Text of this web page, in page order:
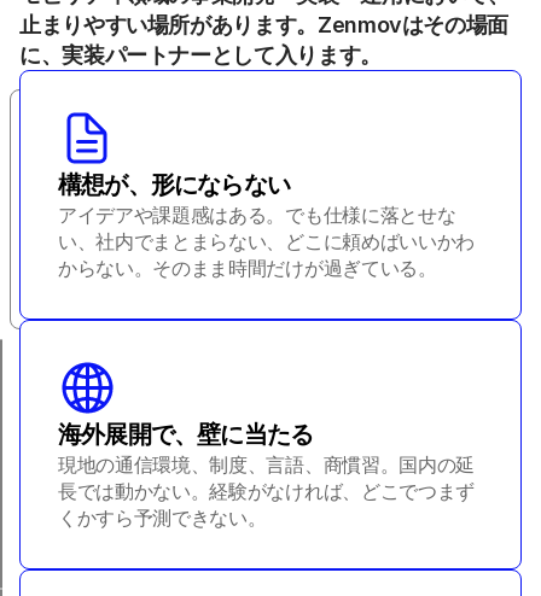
止まりやすい場所があります。Zenmovはその場面
に、実装パートナーとして入ります。
構想が、形にならない
アイデアや課題感はある。でも仕様に落とせな
い、社内でまとまらない、どこに頼めばいいかわ
からない。そのまま時間だけが過ぎている。
海外展開で、壁に当たる
現地の通信環境、制度、言語、商慣習。国内の延
長では動かない。経験がなければ、どこでつまず
くかすら予測できない。